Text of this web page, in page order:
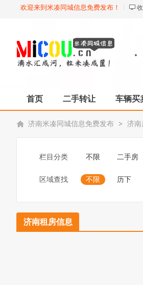
欢迎来到米凑同城信息免费发布！
·
首页 二手转让 车辆买
济南米凑同城信息免费发布 > 济南
栏目分类 不限 二手房
区域查找 不限 历下
济南租房信息